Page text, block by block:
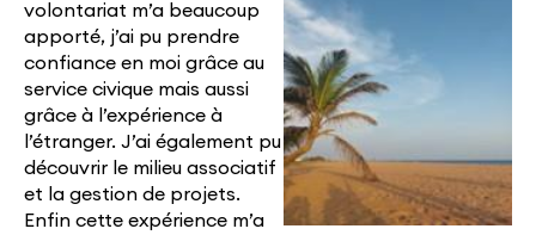
volontariat m’a beaucoup
apporté, j’ai pu prendre
confiance en moi grâce au
service civique mais aussi
grâce à l’expérience à
l’étranger. J’ai également pu
découvrir le milieu associatif
et la gestion de projets.
Enfin cette expérience m’a